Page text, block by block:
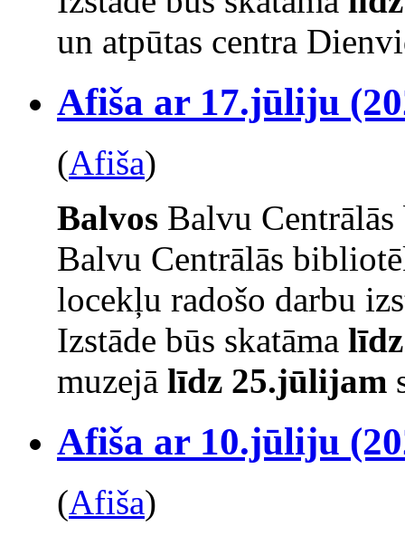
un atpūtas centra
Afiša ar 17.jūliju
(Afiša)
Balvos Balvu Centrālās
Balvu Centrālās
locekļu radošo darbu
Izstāde būs skatāma
muzejā līdz 25.jūlijam
Afiša ar 10.jūliju
(Afiša)